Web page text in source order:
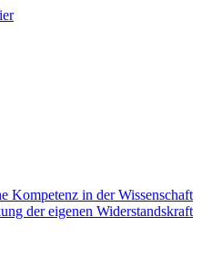
Kompetenz in der Wissenschaft
der eigenen Widerstandskraft